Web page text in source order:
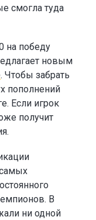
смогла туда
на победу
новым
. Чтобы забрать
пополнений
Если игрок
получит
В
ни одной